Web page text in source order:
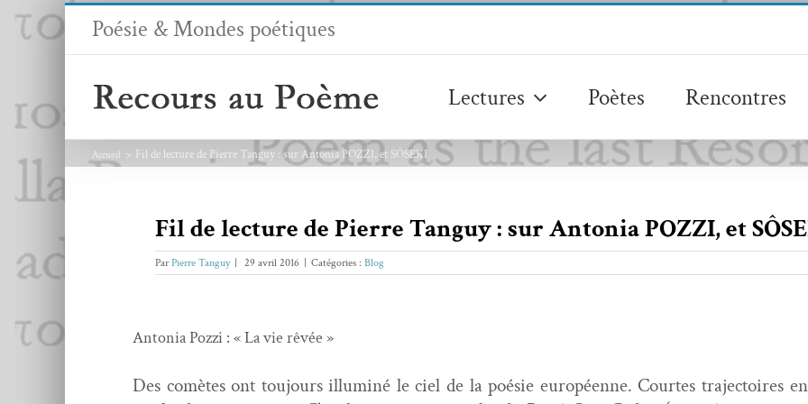
Passer
Poésie & Mondes poétiques
Lectures Poètes Rencontres
Accueil Fil de lecture de Pierre Tanguy : sur Antonia POZZI, et SÔSEKI
Fil de lecture de Pierre Tanguy : sur Antonia POZZI, et
ParPierre Tanguy 29 avril 2016 Catégories : Blog
Anto­nia Pozzi : « La vie rêvée »
Des comètes ont tou­jours illu­miné le ciel de la poésie européenne. Cour­tes tra­jec­toires